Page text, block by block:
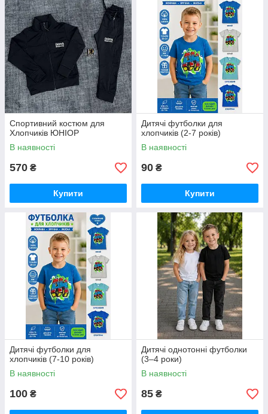
Спортивний костюм для
Хлопчиків ЮНІОР
В наявності
570 ₴
Купити
Дитячі футболки для
хлопчиків (2-7 років)
В наявності
90 ₴
Купити
Дитячі футболки для
хлопчиків (7-10 років)
В наявності
100 ₴
Дитячі однотонні футболки
(3–4 роки)
В наявності
85 ₴